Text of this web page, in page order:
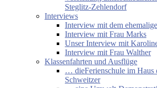
Steglitz-Zehlendorf
Interviews
Interview mit dem
Interview mit Frau Marks
Unser Interview mit
Interview mit Frau Walther
Klassenfahrten und Ausflüge
… dieFerienschule im Haus
Schweitzer